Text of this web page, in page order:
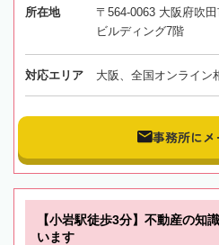
所在地
〒564-0063 大阪府吹
ビルディング7階
対応エリア 大阪、全国オンライン
事務所にメ
【小岩駅徒歩3分】不動産の知
います